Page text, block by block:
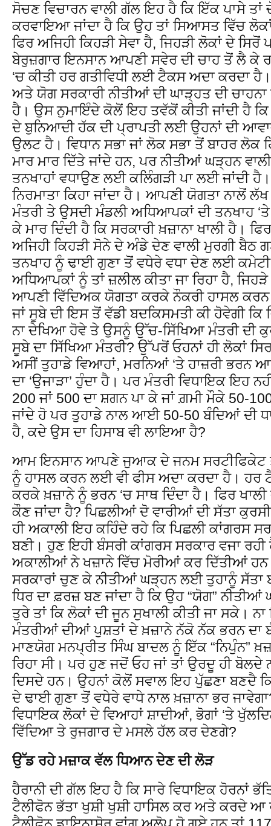
ਸੋਚਣ ਵਿਚਾਰਨ ਵਾਲੀ ਗੱਲ ਇਹ ਹੈ ਕਿ ਇੱਕ ਪਾਸੇ
ਕਰਵਾਇਆ ਜਾਂਦਾ ਹੈ ਕਿ ਉਹ ਤਾਂ ਸਿਆਸਤ ਵਿੱਚ
ਫਿਰ ਅਜਿਹੀ ਕਿਹੜੀ ਸੇਵਾ ਹੈ, ਜਿਹੜੀ ਲੋਕਾਂ ਦੇ
ਬੇਰੁਜ਼ਗਾਰ ਇਨਸਾਨ ਆਪਣੀ ਸਵੇਰ ਦੀ ਚਾਹ ਤੋਂ ਲੈ ਕੇ
‘ਚ ਕੀਤੀ ਹਰ ਗਤੀਵਿਧੀ ਲਈ ਟੈਕਸ ਅਦਾ ਕਰਦਾ
ਅਤੇ ਯੋਗ ਸਰਕਾਰੀ ਨੀਤੀਆਂ ਦੀ ਘਾੜ੍ਹਤ ਦੀ
ਹੈ। ਉਸ ਨੁਮਾਇੰਦੇ ਕੋਲੋਂ ਇਹ ਤਵੱਕੋਂ ਕੀਤੀ ਜਾਂਦੀ ਹੈ
ਦੇ ਬੁਨਿਆਦੀ ਹੱਕ ਦੀ ਪ੍ਰਾਪਤੀ ਲਈ ਉਹਨਾਂ ਦੀ
ਉਲਟ ਹੈ। ਵਿਧਾਨ ਸਭਾ ਜਾਂ ਲੋਕ ਸਭਾ ਤੋਂ ਬਾਹਰ ਲੋਕ
ਮਾਰ ਮਾਰ ਦਿੱਤੇ ਜਾਂਦੇ ਹਨ, ਪਰ ਨੀਤੀਆਂ ਘੜ੍ਹਨ
ਤਨਖਾਹਾਂ ਵਧਾਉਣ ਲਈ ਕਲਿੰਗੜੀ ਪਾ ਲਈ ਜਾਂਦੀ
ਨਿਰਮਾਤਾ ਕਿਹਾ ਜਾਂਦਾ ਹੈ। ਆਪਣੀ ਯੋਗਤਾ ਨਾਲੋਂ
ਮੰਤਰੀ ਤੇ ਉਸਦੀ ਮੰਡਲੀ ਅਧਿਆਪਕਾਂ ਦੀ ਤਨਖਾਹ
ਕੇ ਮਾਰ ਦਿੰਦੀ ਹੈ ਕਿ ਸਰਕਾਰੀ ਖ਼ਜ਼ਾਨਾ ਖਾਲੀ ਹੈ।
ਅਜਿਹੀ ਕਿਹੜੀ ਸੋਨੇ ਦੇ ਅੰਡੇ ਦੇਣ ਵਾਲੀ ਮੁਰਗੀ ਬੈਠ
ਤਨਖਾਹ ਨੂੰ ਢਾਈ ਗੁਣਾ ਤੋਂ ਵਧੇਰੇ ਵਧਾ ਦੇਣ ਲਈ
ਅਧਿਆਪਕਾਂ ਨੂੰ ਤਾਂ ਜ਼ਲੀਲ ਕੀਤਾ ਜਾ ਰਿਹਾ ਹੈ,
ਆਪਣੀ ਵਿੱਦਿਅਕ ਯੋਗਤਾ ਕਰਕੇ ਨੌਕਰੀ ਹਾਸਲ
ਜਾਂ ਸੂਬੇ ਦੀ ਇਸ ਤੋਂ ਵੱਡੀ ਬਦਕਿਸਮਤੀ ਕੀ ਹੋਵੇਗੀ
ਨਾ ਦੇਖਿਆ ਹੋਵੇ ਤੇ ਉਸਨੂੰ ਉੱਚ-ਸਿੱਖਿਆ ਮੰਤਰੀ ਦੀ
ਸੂਬੇ ਦਾ ਸਿੱਖਿਆ ਮੰਤਰੀ? ਉੱਪਰੋਂ ਓਹਨਾਂ ਹੀ ਲੋਕਾਂ ਸਿਰ
ਅਸੀਂ ਤੁਹਾਡੇ ਵਿਆਹਾਂ, ਮਰਨਿਆਂ ‘ਤੇ ਹਾਜ਼ਰੀ ਭਰਨ
ਦਾ ‘ਉਜਾੜਾ’ ਹੁੰਦਾ ਹੈ। ਪਰ ਮੰਤਰੀ ਵਿਧਾਇਕ ਇਹ
200 ਜਾਂ 500 ਦਾ ਸ਼ਗਨ ਪਾ ਕੇ ਜਾਂ ਗ਼ਮੀ ਮੌਕੇ 50-
ਜਾਂਦੇ ਹੋ ਪਰ ਤੁਹਾਡੇ ਨਾਲ ਆਈ 50-50 ਬੰਦਿਆਂ ਦੀ
ਹੈ, ਕਦੇ ਉਸ ਦਾ ਹਿਸਾਬ ਵੀ ਲਾਇਆ ਹੈ?
ਆਮ ਇਨਸਾਨ ਆਪਣੇ ਜੁਆਕ ਦੇ ਜਨਮ ਸਰਟੀਫਿਕੇਟ
ਨੂੰ ਹਾਸਲ ਕਰਨ ਲਈ ਵੀ ਫੀਸ ਅਦਾ ਕਰਦਾ ਹੈ। ਹਰ
ਕਰਕੇ ਖ਼ਜ਼ਾਨੇ ਨੂੰ ਭਰਨ ‘ਚ ਸਾਥ ਦਿੰਦਾ ਹੈ। ਫਿਰ
ਕੌਣ ਜਾਂਦਾ ਹੈ? ਪਿਛਲੀਆਂ ਦੋ ਵਾਰੀਆਂ ਦੀ ਸੱਤਾ
ਹੀ ਅਕਾਲੀ ਇਹ ਕਹਿੰਦੇ ਰਹੇ ਕਿ ਪਿਛਲੀ ਕਾਂਗਰਸ
ਬਣੀ। ਹੁਣ ਇਹੀ ਬੰਸਰੀ ਕਾਂਗਰਸ ਸਰਕਾਰ ਵਜਾ ਰਹੀ
ਅਕਾਲੀਆਂ ਨੇ ਖਜ਼ਾਨੇ ਵਿੱਚ ਮੋਰੀਆਂ ਕਰ ਦਿੱਤੀਆਂ
ਸਰਕਾਰਾਂ ਚੁਣ ਕੇ ਨੀਤੀਆਂ ਘੜ੍ਹਨ ਲਈ ਤੁਹਾਨੂੰ ਸੱਤਾ
ਧਿਰ ਦਾ ਫ਼ਰਜ਼ ਬਣ ਜਾਂਦਾ ਹੈ ਕਿ ਉਹ “ਯੋਗ”
ਤੁਰੇ ਤਾਂ ਕਿ ਲੋਕਾਂ ਦੀ ਜੂਨ ਸੁਖਾਲੀ ਕੀਤੀ ਜਾ ਸਕੇ। ਨਾ
ਮੰਤਰੀਆਂ ਦੀਆਂ ਪੁਸ਼ਤਾਂ ਦੇ ਖ਼ਜ਼ਾਨੇ ਨੱਕੋ ਨੱਕ ਭਰਨ ਦਾ
ਮਾਣਯੋਗ ਮਨਪ੍ਰੀਤ ਸਿੰਘ ਬਾਦਲ ਨੂੰ ਇੱਕ “ਨਿਪੁੰਨ”
ਰਿਹਾ ਸੀ। ਪਰ ਹੁਣ ਜਦੋਂ ਓਹ ਜਾਂ ਤਾਂ ਉਰਦੂ ਹੀ
ਦਿਸਦੇ ਹਨ। ਉਹਨਾਂ ਕੋਲੋਂ ਸਵਾਲ ਇਹ ਪੁੱਛਣਾ ਬਣਦੈ
ਦੇ ਢਾਈ ਗੁਣਾ ਤੋਂ ਵਧੇਰੇ ਵਾਧੇ ਨਾਲ ਖ਼ਜ਼ਾਨਾ ਭਰ
ਵਿਧਾਇਕ ਲੋਕਾਂ ਦੇ ਵਿਆਹਾਂ ਸ਼ਾਦੀਆਂ, ਭੋਗਾਂ ‘ਤੇ
ਵਿੱਦਿਆ ਤੇ ਰੁਜਗਾਰ ਦੇ ਮਸਲੇ ਹੱਲ ਕਰ ਦੇਣਗੇ?
ਉੱਡ ਰਹੇ ਮਜ਼ਾਕ ਵੱਲ ਧਿਆਨ ਦੇਣ ਦੀ ਲੋੜ
ਹੈਰਾਨੀ ਦੀ ਗੱਲ ਇਹ ਹੈ ਕਿ ਸਾਰੇ ਵਿਧਾਇਕ ਹੋਰਨਾਂ
ਟੈਲੀਫੋਨ ਭੱਤਾ ਖੁਸ਼ੀ ਖੁਸ਼ੀ ਹਾਸਿਲ ਕਰ ਅਤੇ ਕਰਦੇ